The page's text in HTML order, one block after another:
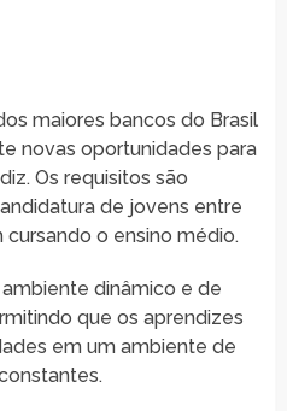
maiores bancos do Brasil
novas oportunidades para
Os requisitos são
de jovens entre
o ensino médio.
dinâmico e de
que os aprendizes
em um ambiente de